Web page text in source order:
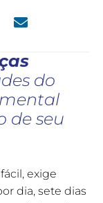
do
de seu
exige
dia, sete dias